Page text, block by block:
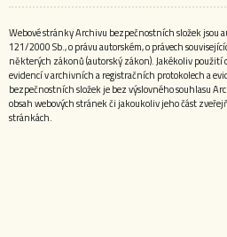
Webové stránky Archivu bezpečnostních složek jsou
121/2000 Sb., o právu autorském, o právech
některých zákonů (autorský zákon). Jakékoliv
evidencí v archivních a registračních protokolech a
bezpečnostních složek je bez výslovného souhlasu
obsah webových stránek či jakoukoliv jeho část
stránkách.